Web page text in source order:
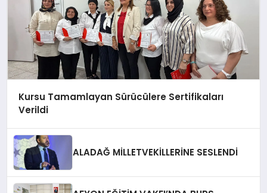
Kursu Tamamlayan Sürücülere Sertifikaları
Verildi
ALADAĞ MİLLETVEKİLLERİNE SESLENDİ